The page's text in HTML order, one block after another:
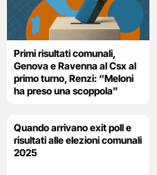
Primi risultati comunali,
Genova e Ravenna al Csx al
primo turno, Renzi: “Meloni
ha preso una scoppola”
Quando arrivano exit poll e
risultati alle elezioni comunali
2025